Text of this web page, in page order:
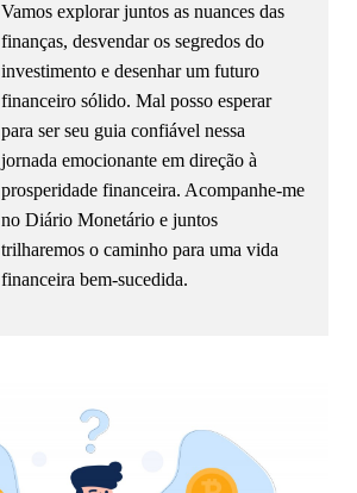
Vamos explorar juntos as nuances das
finanças, desvendar os segredos do
investimento e desenhar um futuro
financeiro sólido. Mal posso esperar
para ser seu guia confiável nessa
jornada emocionante em direção à
prosperidade financeira. Acompanhe-me
no Diário Monetário e juntos
trilharemos o caminho para uma vida
financeira bem-sucedida.